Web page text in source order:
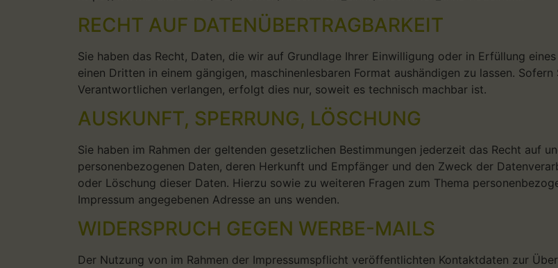
RECHT AUF DATENÜBERTRAGBARKEIT
Sie haben das Recht, Daten, die wir auf Grundlage Ihrer Einwilligung oder in Erfüllung
einen Dritten in einem gängigen, maschinenlesbaren Format aushändigen zu lassen.
Verantwortlichen verlangen, erfolgt dies nur, soweit es technisch machbar ist.
AUSKUNFT, SPERRUNG, LÖSCHUNG
Sie haben im Rahmen der geltenden gesetzlichen Bestimmungen jederzeit das Recht auf
personenbezogenen Daten, deren Herkunft und Empfänger und den Zweck der
oder Löschung dieser Daten. Hierzu sowie zu weiteren Fragen zum Thema
Impressum angegebenen Adresse an uns wenden.
WIDERSPRUCH GEGEN WERBE-MAILS
Der Nutzung von im Rahmen der Impressumspflicht veröffentlichten Kontaktdaten zur